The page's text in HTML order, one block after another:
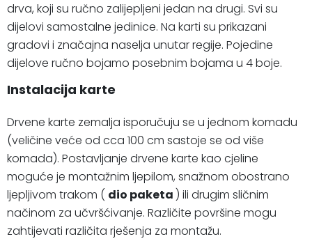
drva, koji su ručno zalijepljeni jedan na drugi. Svi su
dijelovi samostalne jedinice. Na karti su prikazani
gradovi i značajna naselja unutar regije. Pojedine
dijelove ručno bojamo posebnim bojama u 4 boje.
Instalacija karte
Drvene karte zemalja isporučuju se u jednom komadu
(veličine veće od cca 100 cm sastoje se od više
komada). Postavljanje drvene karte kao cjeline
moguće je montažnim ljepilom, snažnom obostrano
ljepljivom trakom ( dio paketa ) ili drugim sličnim
načinom za učvršćivanje. Različite površine mogu
zahtijevati različita rješenja za montažu.